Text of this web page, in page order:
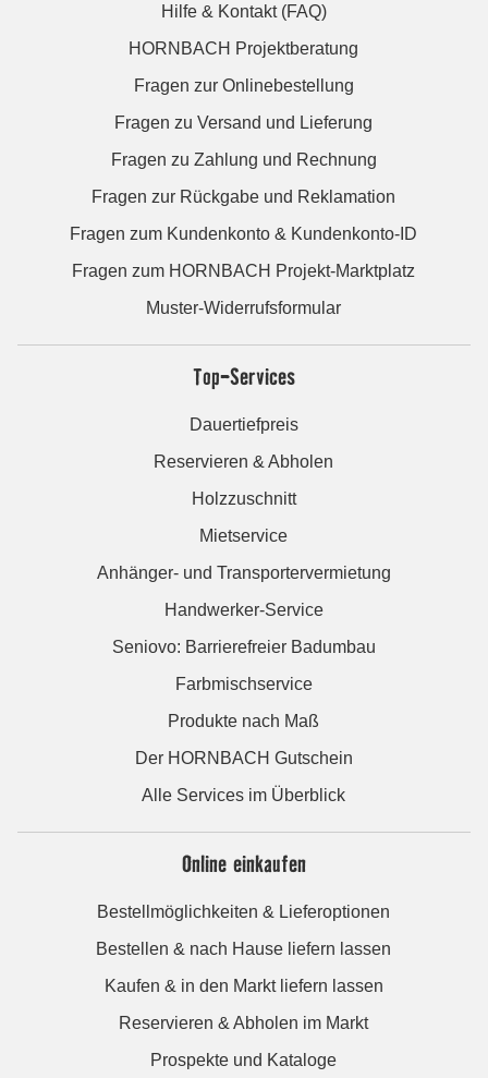
Hilfe & Kontakt (FAQ)
HORNBACH Projektberatung
Fragen zur Onlinebestellung
Fragen zu Versand und Lieferung
Fragen zu Zahlung und Rechnung
Fragen zur Rückgabe und Reklamation
Fragen zum Kundenkonto & Kundenkonto-ID
Fragen zum HORNBACH Projekt-Marktplatz
Muster-Widerrufsformular
Top-Services
Dauertiefpreis
Reservieren & Abholen
Holzzuschnitt
Mietservice
Anhänger- und Transportervermietung
Handwerker-Service
Seniovo: Barrierefreier Badumbau
Farbmischservice
Produkte nach Maß
Der HORNBACH Gutschein
Alle Services im Überblick
Online einkaufen
Bestellmöglichkeiten & Lieferoptionen
Bestellen & nach Hause liefern lassen
Kaufen & in den Markt liefern lassen
Reservieren & Abholen im Markt
Prospekte und Kataloge